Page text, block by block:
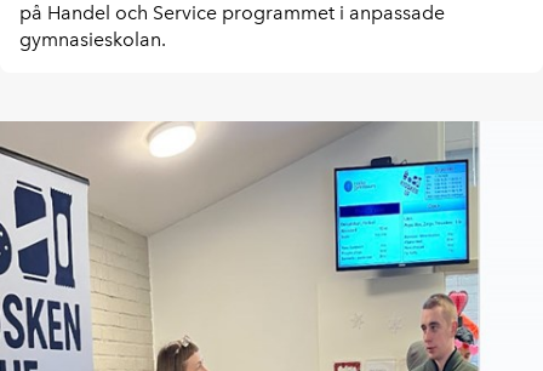
på Handel och Service programmet i anpassade
gymnasieskolan.